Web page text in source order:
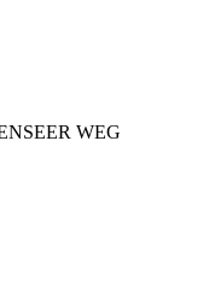
WEG